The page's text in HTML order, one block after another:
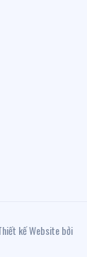
kế Website bởi